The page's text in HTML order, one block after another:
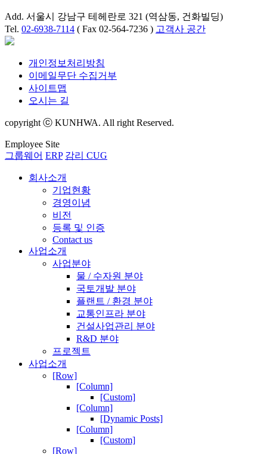
Add. 서울시 강남구 테헤란로 321 (역삼동, 건화빌딩)
Tel. 02-6938-7114 ( Fax 02-564-7236 ) 고객사 공간
개인정보처리방침
이메일무단 수집거부
사이트맵
오시는 길
copyright ⓒ KUNHWA. All right Reserved.
Employee Site
그룹웨어 ERP 감리 CUG
회사소개
기업현황
경영이념
비전
등록 및 인증
Contact us
사업소개
사업분야
물 / 수자원 분야
국토개발 분야
플랜트 / 환경 분야
교통인프라 분야
건설사업관리 분야
R&D 분야
프로젝트
사업소개
[Row]
[Column]
[Custom]
[Column]
[Dynamic Posts]
[Column]
[Custom]
[Row]